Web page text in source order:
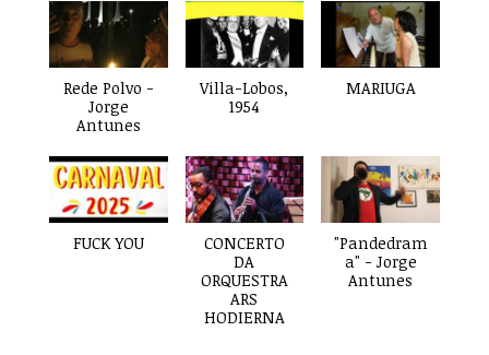
Rede Polvo -
Jorge
Antunes
Villa-Lobos,
1954
MARIUGA
FUCK YOU
CONCERTO
DA
ORQUESTRA
ARS
HODIERNA
"Pandedram
a" - Jorge
Antunes